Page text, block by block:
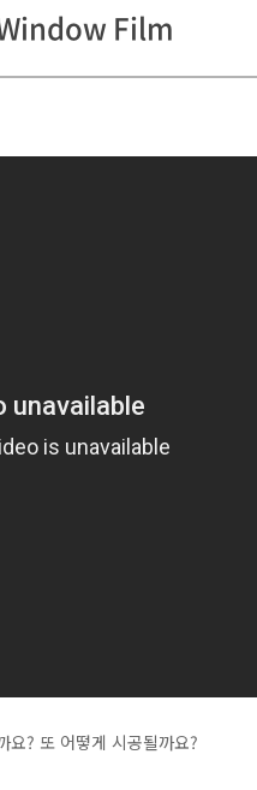
Film
요? 또 어떻게 시공될까요?